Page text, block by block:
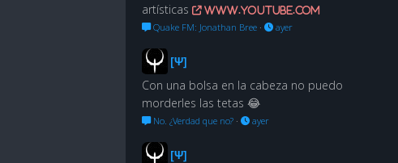
artísticas
www.youtube.com
Quake FM: Jonathan Bree · ayer
[Ψ]
Con una bolsa en la cabeza no puedo
morderles las tetas 😂
No. ¿Verdad que no? · ayer
[Ψ]